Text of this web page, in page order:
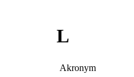
L
Akronym